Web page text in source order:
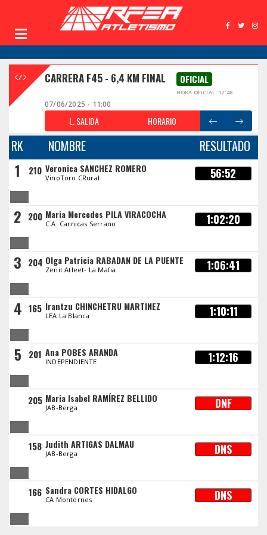
CARRERA F45 - 6,4 KM FINAL OFICIAL
HORA OFICIAL: 12:48
07/06/2025 - 11:00
L. SALIDA HORARIO
RK NOMBRE RESULTADO
1 210 Veronica SANCHEZ ROMERO
VinoToro CRural 56:52
2 200 Maria Mercedes PILA VIRACOCHA
C.A. Carnicas Serrano 1:02:20
3 204 Olga Patricia RABADAN DE LA PUENTE
Zenit Atleet- La Mafia 1:06:41
4 165 Irantzu CHINCHETRU MARTINEZ
LEA La Blanca 1:10:11
5 201 Ana POBES ARANDA
INDEPENDIENTE 1:12:16
205 Maria Isabel RAMÍREZ BELLIDO
JAB-Berga DNF
158 Judith ARTIGAS DALMAU
JAB-Berga DNS
166 Sandra CORTES HIDALGO
CA Montornes DNS